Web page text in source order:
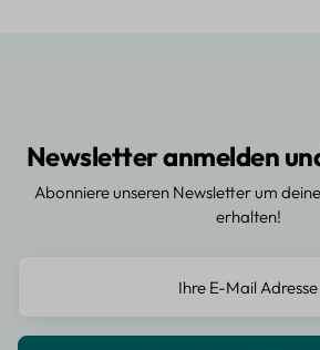
Newsletter anmelden
Abonniere unseren Newsletter um
erhalten!